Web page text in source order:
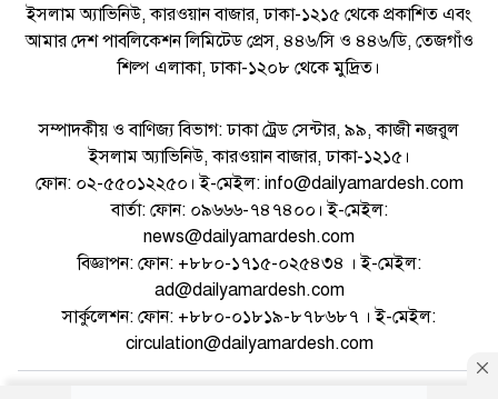
ইসলাম অ্যাভিনিউ, কারওয়ান বাজার, ঢাকা-১২১৫ থেকে প্রকাশিত এবং
আমার দেশ পাবলিকেশন লিমিটেড প্রেস, ৪৪৬/সি ও ৪৪৬/ডি, তেজগাঁও
শিল্প এলাকা, ঢাকা-১২০৮ থেকে মুদ্রিত।
সম্পাদকীয় ও বাণিজ্য বিভাগ: ঢাকা ট্রেড সেন্টার, ৯৯, কাজী নজরুল
ইসলাম অ্যাভিনিউ, কারওয়ান বাজার, ঢাকা-১২১৫।
ফোন: ০২-৫৫০১২২৫০। ই-মেইল: info@dailyamardesh.com
বার্তা: ফোন: ০৯৬৬৬-৭৪৭৪০০। ই-মেইল:
news@dailyamardesh.com
বিজ্ঞাপন: ফোন: +৮৮০-১৭১৫-০২৫৪৩৪ । ই-মেইল:
ad@dailyamardesh.com
সার্কুলেশন: ফোন: +৮৮০-০১৮১৯-৮৭৮৬৮৭ । ই-মেইল:
circulation@dailyamardesh.com